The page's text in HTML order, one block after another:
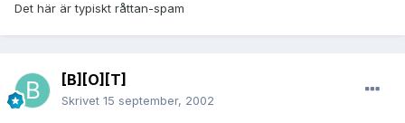
Det här är typiskt råttan-spam
[B][O][T]
Skrivet 15 september, 2002